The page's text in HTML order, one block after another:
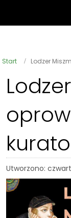
Start Lodzer
Utworzono: